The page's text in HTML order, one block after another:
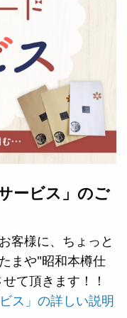
ービス」のご
客様に、ちょっと
まや"昭和本樽仕
て頂きます！！
ス」の詳しい説明